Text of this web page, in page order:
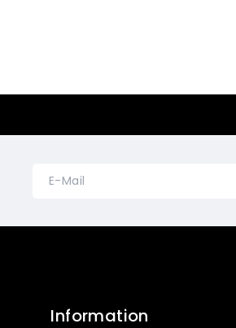
Information